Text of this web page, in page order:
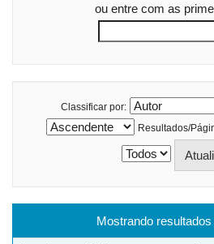
ou entre com as
Classificar por:
Resultados/
Mostrando